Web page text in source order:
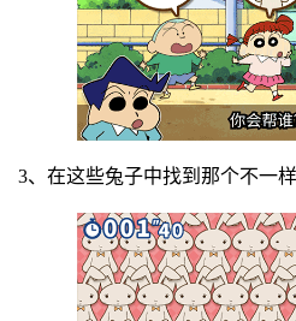
3、在这些兔子中找到那个不一样